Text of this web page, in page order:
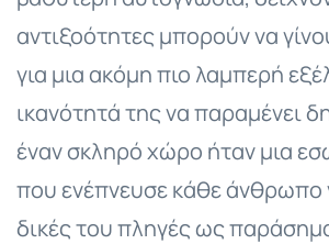
αντιξοότητες μπορούν να
για μια ακόμη πιο λαμπερή
ικανότητά της να παραμένει
έναν σκληρό χώρο ήταν μια
που ενέπνευσε κάθε άνθρωπο
δικές του πληγές ως